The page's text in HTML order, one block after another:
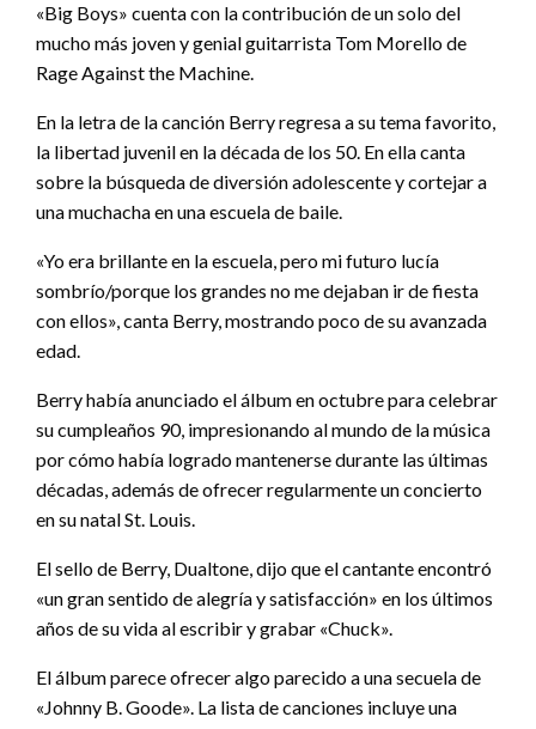
«Big Boys» cuenta con la contribución de un solo del
mucho más joven y genial guitarrista Tom Morello de
Rage Against the Machine.
En la letra de la canción Berry regresa a su tema favorito,
la libertad juvenil en la década de los 50. En ella canta
sobre la búsqueda de diversión adolescente y cortejar a
una muchacha en una escuela de baile.
«Yo era brillante en la escuela, pero mi futuro lucía
sombrío/porque los grandes no me dejaban ir de fiesta
con ellos», canta Berry, mostrando poco de su avanzada
edad.
Berry había anunciado el álbum en octubre para celebrar
su cumpleaños 90, impresionando al mundo de la música
por cómo había logrado mantenerse durante las últimas
décadas, además de ofrecer regularmente un concierto
en su natal St. Louis.
El sello de Berry, Dualtone, dijo que el cantante encontró
«un gran sentido de alegría y satisfacción» en los últimos
años de su vida al escribir y grabar «Chuck».
El álbum parece ofrecer algo parecido a una secuela de
«Johnny B. Goode». La lista de canciones incluye una